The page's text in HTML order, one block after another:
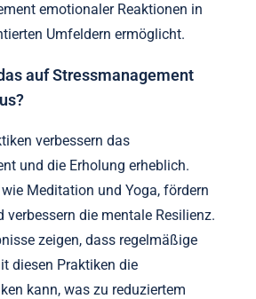
emotionaler Reaktionen in
Umfeldern ermöglicht.
auf Stressmanagement
verbessern das
und die Erholung erheblich.
Meditation und Yoga, fördern
verbessern die mentale Resilienz.
zeigen, dass regelmäßige
diesen Praktiken die
kann, was zu reduziertem